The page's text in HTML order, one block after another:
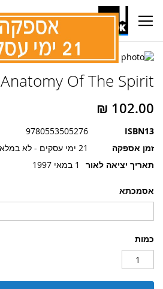
Skip
Content
אסמכתא
כמות
Anatomy Of The Spirit
ISBN13
9780553505276
זמן אספקה
21 ימי עסקים - לא במלאי בארץ
תאריך יציאה לאור
1 במאי 1997
לדלג
של
תמונות
להתחלה
גלריית
תמונות